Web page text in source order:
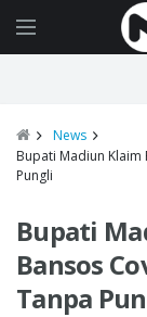
News
Bupati Madiun Klaim
Pungli
Bupati
Bansos
Tanpa